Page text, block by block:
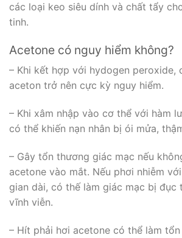
các loại keo siêu dính và chất tẩy
tinh.
Acetone có nguy hiểm không?
– Khi kết hợp với hydogen peroxide,
aceton trở nên cực kỳ nguy hiểm.
– Khi xâm nhập vào cơ thể với hàm
có thể khiến nạn nhân bị ói mửa,
– Gây tổn thương giác mạc nếu
acetone vào mắt. Nếu phơi nhiễm
gian dài, có thế làm giác mạc bị đục
vĩnh viễn.
– Hít phải hơi acetone có thể làm